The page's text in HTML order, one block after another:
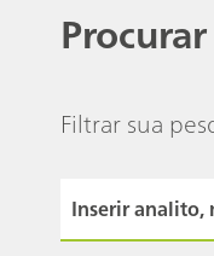
Filtrar sua